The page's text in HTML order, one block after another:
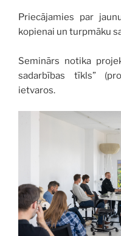
Priecājamies par
kopienai un turpmāku
Seminārs notika
sadarbības tīkls”
ietvaros.